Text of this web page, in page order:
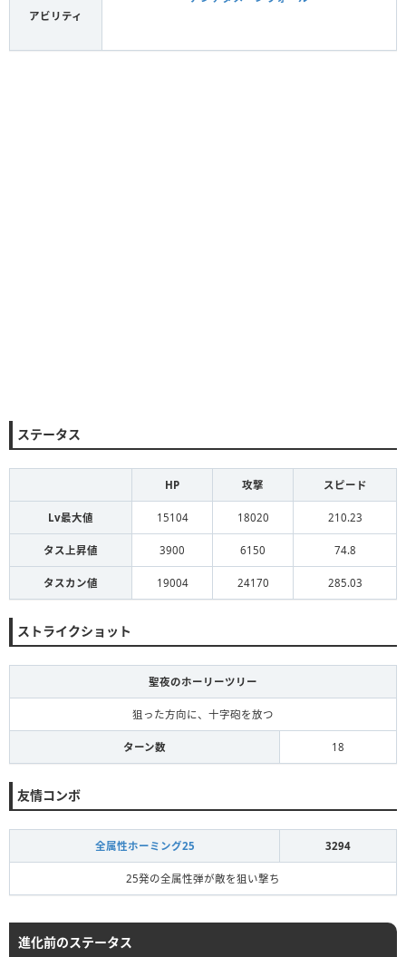
アビリティ
ステータス
HP 攻撃 スピード
Lv最大値 15104 18020 210.23
タス上昇値 3900 6150 74.8
タスカン値 19004 24170 285.03
ストライクショット
聖夜のホーリーツリー
狙った方向に、十字砲を放つ
ターン数 18
友情コンボ
全属性ホーミング25 3294
25発の全属性弾が敵を狙い撃ち
進化前のステータス